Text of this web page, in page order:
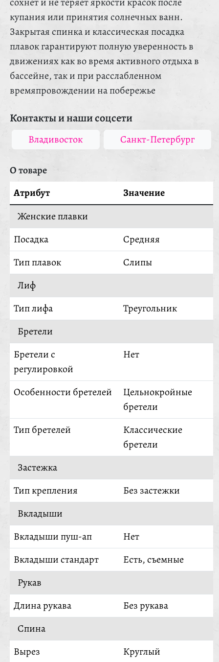
купания или принятия солнечных ванн.
Закрытая спинка и классическая посадка
плавок гарантируют полную уверенность в
движениях как во время активного отдыха в
бассейне, так и при расслабленном
времяпровождении на побережье
Контакты и наши соцсети
Владивосток Санкт-Петербург
О товаре
Атрибут
Значение
Женские плавки
Посадка
Средняя
Тип плавок
Слипы
Лиф
Тип лифа
Треугольник
Бретели
Бретели с
регулировкой
Нет
Особенности бретелей
Цельнокройные
бретели
Тип бретелей
Классические
бретели
Застежка
Тип крепления
Без застежки
Вкладыши
Вкладыши пуш-ап
Нет
Вкладыши стандарт
Есть, съемные
Рукав
Длина рукава
Без рукава
Спина
Вырез
Круглый